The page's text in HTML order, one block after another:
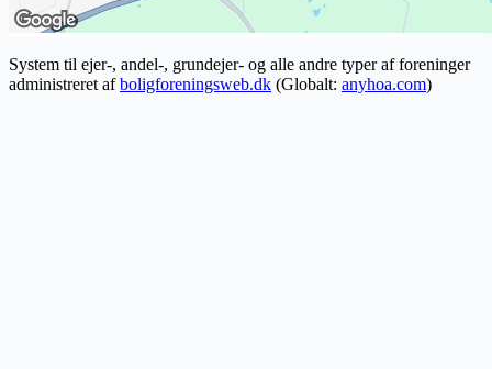
System til ejer-, andel-, grundejer- og alle andre typer af foreninger
administreret afboligforeningsweb.dk (Globalt: anyhoa.com)